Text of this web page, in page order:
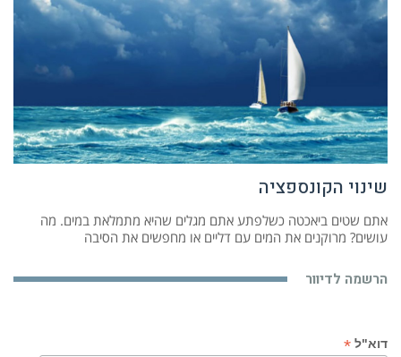
שינוי הקונספציה
אתם שטים ביאכטה כשלפתע אתם מגלים שהיא מתמלאת במים. מה
עושים? מרוקנים את המים עם דליים או מחפשים את הסיבה
הרשמה לדיוור
דוא"ל *